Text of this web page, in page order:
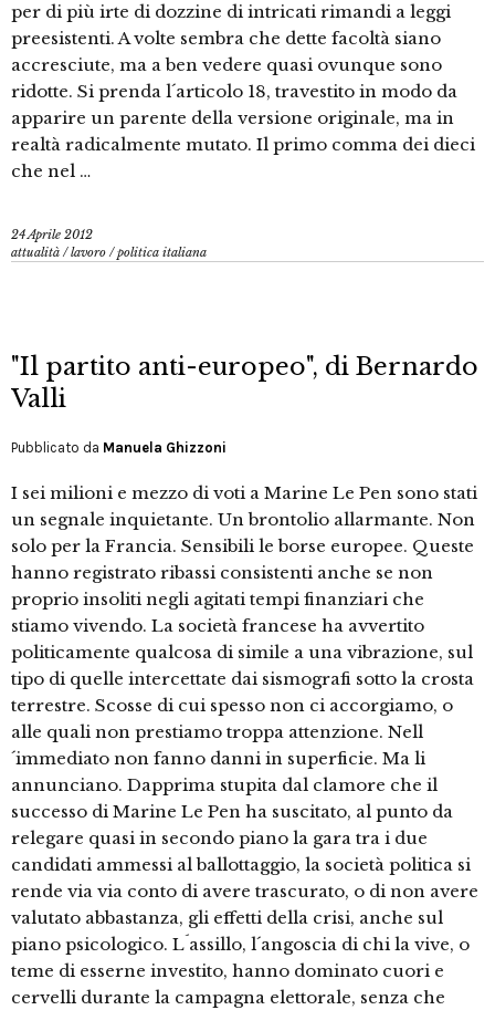
per di più irte di dozzine di intricati rimandi a leggi
preesistenti. A volte sembra che dette facoltà siano
accresciute, ma a ben vedere quasi ovunque sono
ridotte. Si prenda l´articolo 18, travestito in modo da
apparire un parente della versione originale, ma in
realtà radicalmente mutato. Il primo comma dei dieci
che nel …
24 Aprile 2012
attualità /lavoro /politica italiana
"Il partito anti-europeo", di Bernardo
Valli
Pubblicato da Manuela Ghizzoni
I sei milioni e mezzo di voti a Marine Le Pen sono stati
un segnale inquietante. Un brontolio allarmante. Non
solo per la Francia. Sensibili le borse europee. Queste
hanno registrato ribassi consistenti anche se non
proprio insoliti negli agitati tempi finanziari che
stiamo vivendo. La società francese ha avvertito
politicamente qualcosa di simile a una vibrazione, sul
tipo di quelle intercettate dai sismografi sotto la crosta
terrestre. Scosse di cui spesso non ci accorgiamo, o
alle quali non prestiamo troppa attenzione. Nell
´immediato non fanno danni in superficie. Ma li
annunciano. Dapprima stupita dal clamore che il
successo di Marine Le Pen ha suscitato, al punto da
relegare quasi in secondo piano la gara tra i due
candidati ammessi al ballottaggio, la società politica si
rende via via conto di avere trascurato, o di non avere
valutato abbastanza, gli effetti della crisi, anche sul
piano psicologico. L´assillo, l´angoscia di chi la vive, o
teme di esserne investito, hanno dominato cuori e
cervelli durante la campagna elettorale, senza che